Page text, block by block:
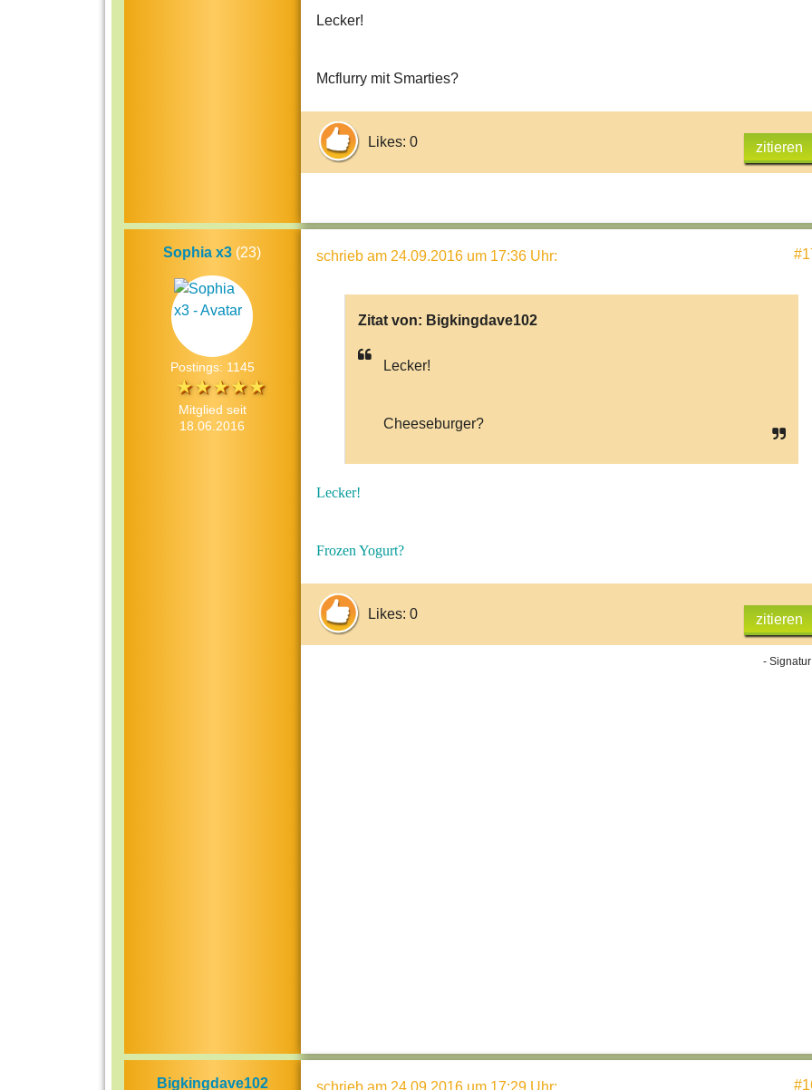
Lecker!
Mcflurry mit Smarties?
Likes: 0 zitieren
Sophia x3 (23)
Postings: 1145
Mitglied seit
18.06.2016
schrieb am 24.09.2016 um 17:36 Uhr:
Zitat von: Bigkingdave102
Lecker!
Cheeseburger?
Lecker!
Frozen Yogurt?
Likes: 0 zitieren
-
Bigkingdave102